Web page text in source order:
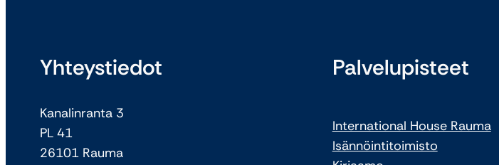
Yhteystiedot
Kanalinranta 3
PL 41
26101 Rauma
Palvelupisteet
International House Rauma
Isännöintitoimisto